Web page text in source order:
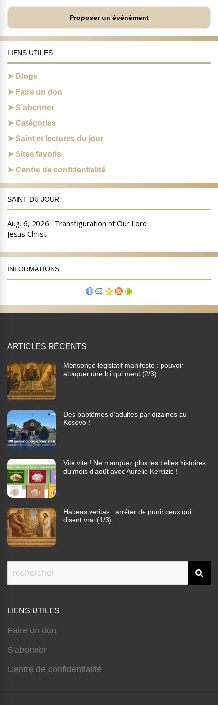
Proposer un événément
LIENS UTILES
Blogs
Faire un don
S’abonner
Catégories
Saint et lectures du jour
Sites favoris
Centre de confidentialité
SAINT DU JOUR
INFORMATIONS
ARTICLES RÉCENTS
Mensonge législatif manifeste : pouvoir
attaquer une loi qui ment (2/3)
Des baptêmes d’adultes par dizaines au
Kosovo !
Vite vite ! Ne manquez plus les belles histoires
du mois d’août avec Aurélie Kervizic !
Habeas veritas : arrêter de punir ceux qui
disent vrai (1/3)
LIENS UTILES
Faire un don
S'abonner
Centre de confidentialité